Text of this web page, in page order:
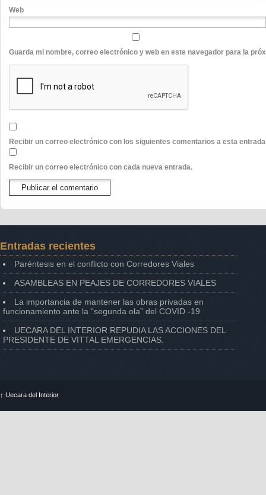
Web
Guarda mi nombre, correo electrónico y web en este navegador para la
Recibir un correo electrónico con los siguientes comentarios a esta
Recibir un correo electrónico con cada nueva entrada.
Entradas recientes
Paréntesis en el conflicto con Corredores Viales
ASAMBLEAS EN PEAJES DE CORREDORES VIALES
La importancia de mantener las obras privadas en
funcionamiento ante la “segunda ola” del COVID -19
UECARA DEL INTERIOR REPUDIA LAS ACCIONES DEL
PRESIDENTE DE VITTAL EMERGENCIAS.
↑ Uecara del Interior